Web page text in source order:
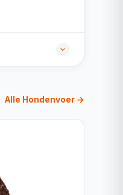
Alle Hondenvoer →